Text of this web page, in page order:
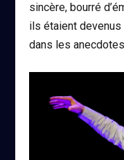
sincère, bourré
ils étaient devenus
dans les